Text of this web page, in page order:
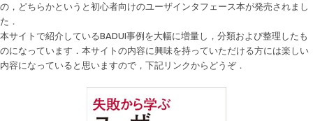
の，どちらかというと初心者向けのユーザインタフェース本が発売されまし
た．
本サイトで紹介しているBADUI事例を大幅に増量し，分類および整理したも
のになっています．本サイトの内容に興味を持っていただける方には楽しい
内容になっていると思いますので，下記リンクからどうぞ．